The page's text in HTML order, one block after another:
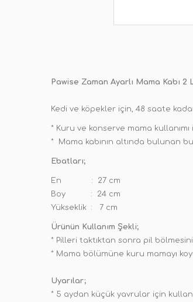
Pawise Zaman Ayarlı Mama Kabı 2
Kedi ve köpekler için, 48 saate
* Kuru ve konserve mama
* Mama kabının altında bulunan
Ebatları;
En : 27 cm
Boy : 24 cm
Yükseklik : 7 cm
Ürünün Kullanım Şekli;
* Pilleri taktıktan sonra pil
* Mama bölümüne kuru mamayı
Uyarılar;
* 5 aydan küçük yavrular için